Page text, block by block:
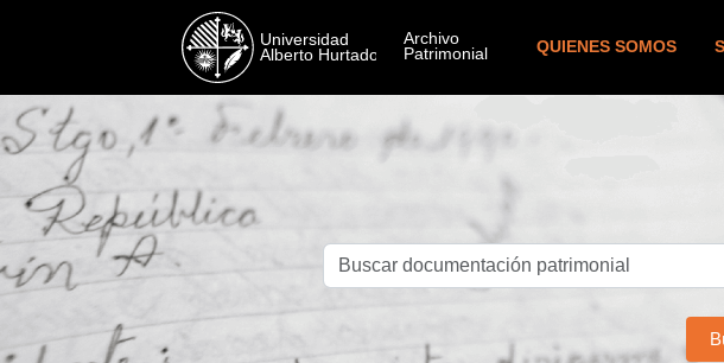
QUIENES SOMOS